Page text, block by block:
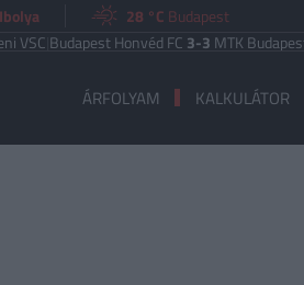
Ibolya 28 °C Budapest
|Budapest Honvéd FC3-3MTK Budapest
ÁRFOLYAM KALKULÁTOR